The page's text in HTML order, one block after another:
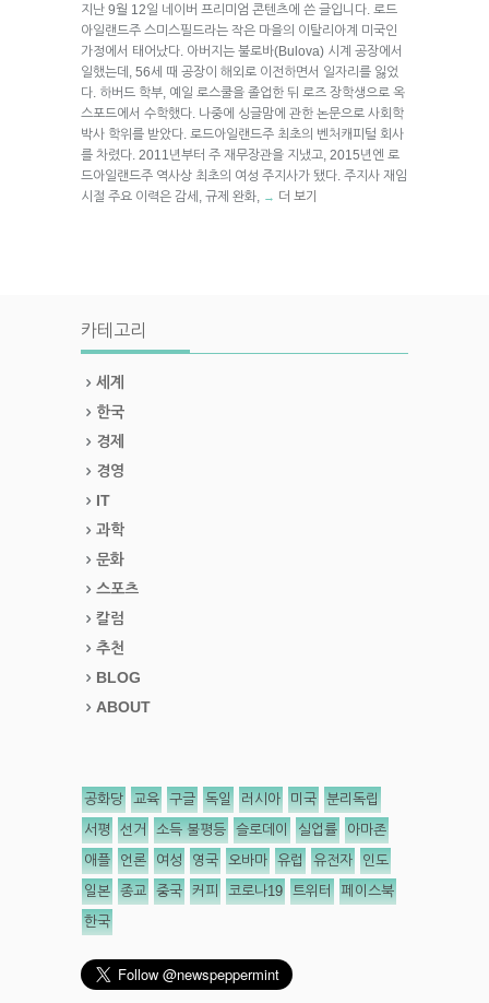
지난 9월 12일 네이버 프리미엄 콘텐츠에 쓴 글입니다. 로드
아일랜드주 스미스필드라는 작은 마을의 이탈리아계 미국인
가정에서 태어났다. 아버지는 불로바(Bulova) 시계 공장에서
일했는데, 56세 때 공장이 해외로 이전하면서 일자리를 잃었
다. 하버드 학부, 예일 로스쿨을 졸업한 뒤 로즈 장학생으로 옥
스포드에서 수학했다. 나중에 싱글맘에 관한 논문으로 사회학
박사 학위를 받았다. 로드아일랜드주 최초의 벤처캐피털 회사
를 차렸다. 2011년부터 주 재무장관을 지냈고, 2015년엔 로
드아일랜드주 역사상 최초의 여성 주지사가 됐다. 주지사 재임
시절 주요 이력은 감세, 규제 완화,
→ 더 보기
카테고리
세계
한국
경제
경영
IT
과학
문화
스포츠
칼럼
추천
BLOG
ABOUT
공화당 교육 구글 독일 러시아 미국 분리독립
서평 선거 소득 불평등 슬로데이 실업률 아마존
애플 언론 여성 영국 오바마 유럽 유전자 인도
일본 종교 중국 커피 코로나19 트위터 페이스북
한국